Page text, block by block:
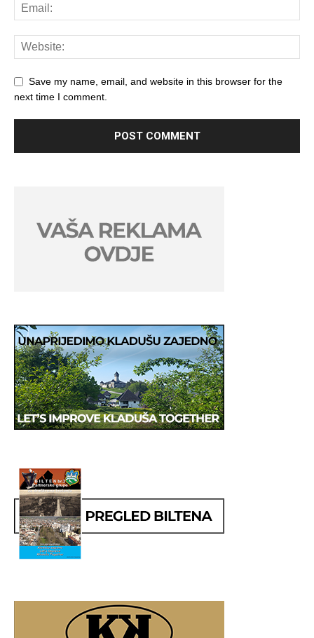
Save my name, email, and website in this browser for the
next time I comment.